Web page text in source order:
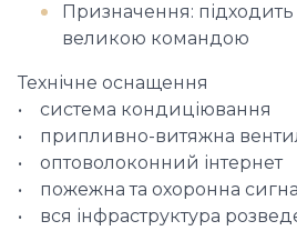
Призначення: підходить
великою командою
Технічне оснащення
• система кондиціювання
• припливно-витяжна
• оптоволоконний інтернет
• пожежна та охоронна
• вся інфраструктура